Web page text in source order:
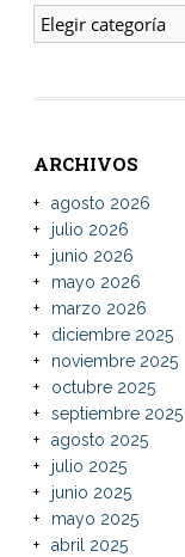
ENTRADAS
ARCHIVOS
agosto 2026
julio 2026
junio 2026
mayo 2026
marzo 2026
diciembre 2025
noviembre 2025
octubre 2025
septiembre 2025
agosto 2025
julio 2025
junio 2025
mayo 2025
abril 2025